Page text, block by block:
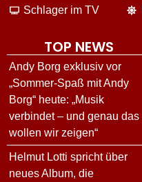
Schlager im TV
TOP NEWS
Andy Borg exklusiv vor
„Sommer-Spaß mit Andy
Borg“ heute: „Musik
verbindet – und genau das
wollen wir zeigen“
Helmut Lotti spricht über
neues Album, die